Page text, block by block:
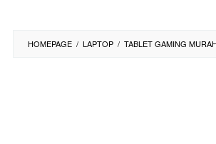
HOMEPAGE / LAPTOP / TABLET GAMING